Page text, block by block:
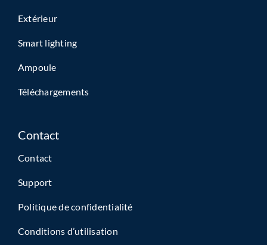
Extérieur
Smart lighting
Ampoule
Téléchargements
Contact
Contact
Support
Politique de confidentialité
Conditions d’utilisation